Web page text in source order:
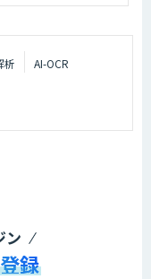
析 AI-OCR
ン
録